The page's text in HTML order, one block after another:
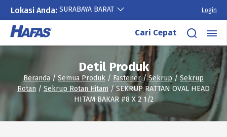
Lokasi Anda: SURABAYA BARAT Login
Lewati
konten
Cari Cepat
Detil Produk
Beranda/Semua Produk / Fastener/Sekrup / Sekrup
Rotan / Sekrup Rotan Hitam / SEKRUP RATTAN OVAL HEAD
HITAM BAKAR #8 X 2 1/2